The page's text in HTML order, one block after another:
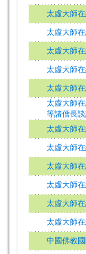
太虛大師
太虛大師
太虛大師
太虛大師
太虛大師
太虛大師
等諸僧長
太虛大師
太虛大師
太虛大師
太虛大師
太虛大師
太虛大師
中國佛教